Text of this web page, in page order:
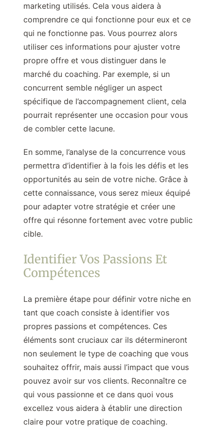
marketing utilisés. Cela vous aidera à
comprendre ce qui fonctionne pour eux et ce
qui ne fonctionne pas. Vous pourrez alors
utiliser ces informations pour ajuster votre
propre offre et vous distinguer dans le
marché du coaching. Par exemple, si un
concurrent semble négliger un aspect
spécifique de l’accompagnement client, cela
pourrait représenter une occasion pour vous
de combler cette lacune.
En somme, l’analyse de la concurrence vous
permettra d’identifier à la fois les défis et les
opportunités au sein de votre niche. Grâce à
cette connaissance, vous serez mieux équipé
pour adapter votre stratégie et créer une
offre qui résonne fortement avec votre public
cible.
Identifier Vos Passions Et
Compétences
La première étape pour définir votre niche en
tant que coach consiste à identifier vos
propres passions et compétences. Ces
éléments sont cruciaux car ils détermineront
non seulement le type de coaching que vous
souhaitez offrir, mais aussi l’impact que vous
pouvez avoir sur vos clients. Reconnaître ce
qui vous passionne et ce dans quoi vous
excellez vous aidera à établir une direction
claire pour votre pratique de coaching.